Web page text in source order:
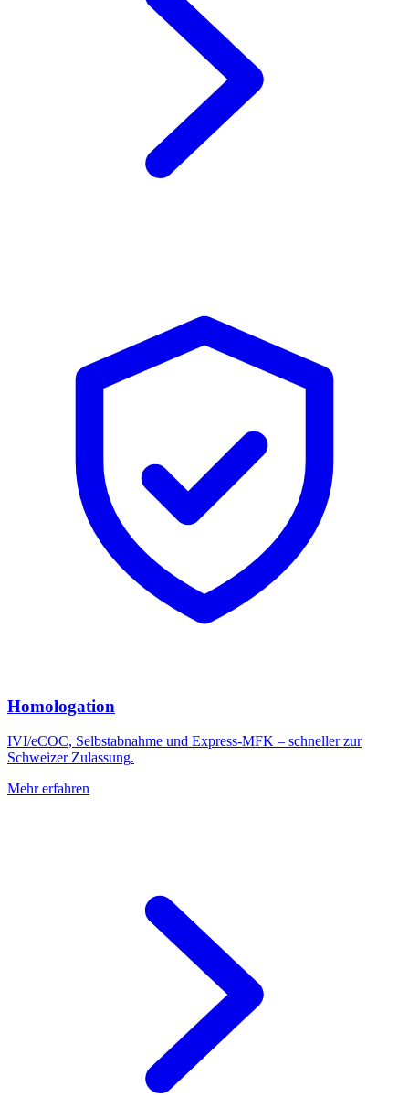
Homologation
IVI/eCOC, Selbstabnahme und Express-MFK – schneller zur
Schweizer Zulassung.
Mehr erfahren